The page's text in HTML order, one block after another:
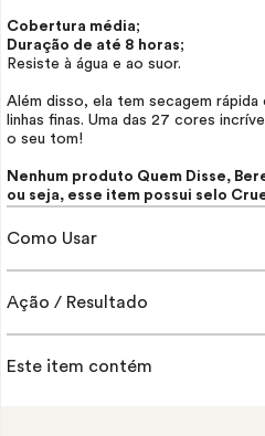
Cobertura média;
Duração de até 8 horas;
Resiste à água e ao suor.
Além disso, ela tem secagem
linhas finas. Uma das 27 cores
o seu tom!
Nenhum produto Quem Disse,
ou seja, esse item possui selo
Como Usar
Ação / Resultado
Este item contém